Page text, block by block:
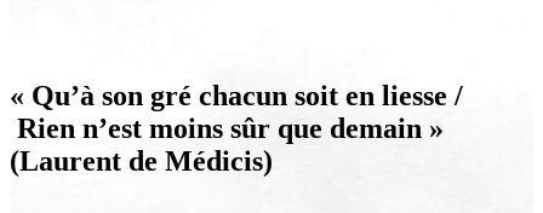
« Qu’à son gré chacun soit en liesse /
Rien n’est moins sûr que demain »
(Laurent de Médicis)